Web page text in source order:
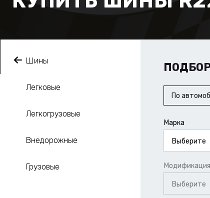
Шины
Легковые
Легкогрузовые
Внедорожные
Грузовые
По
Марка
Выберите
Модификация
Выберите